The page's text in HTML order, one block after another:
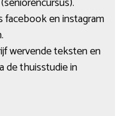
facebook en instagram
wervende teksten en
de thuisstudie in